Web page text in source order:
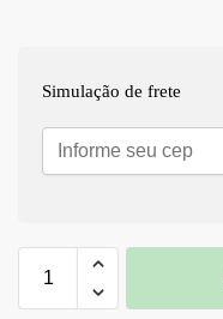
Simulação de frete